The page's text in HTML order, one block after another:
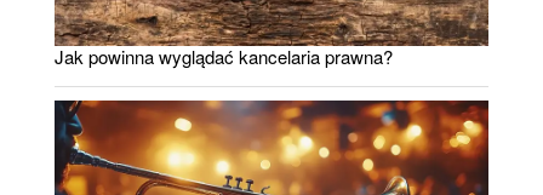
Jak powinna wyglądać kancelaria prawna?